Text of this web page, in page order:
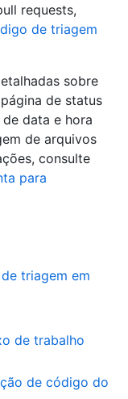
requests,
de triagem
sobre
de status
data e hora
de arquivos
consulte
para
triagem em
de trabalho
de código do